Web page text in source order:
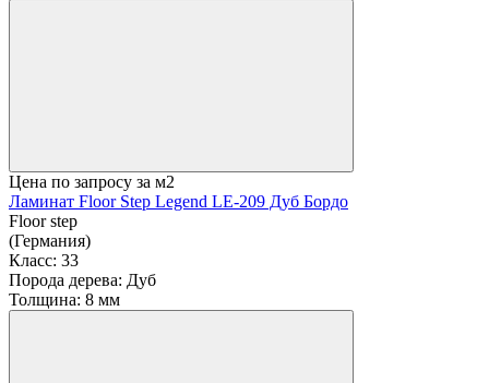
Цена по запросу за м2
Ламинат Floor Step Legend LE-209 Дуб Бордо
Floor step
(Германия)
Класс: 33
Порода дерева: Дуб
Толщина: 8 мм